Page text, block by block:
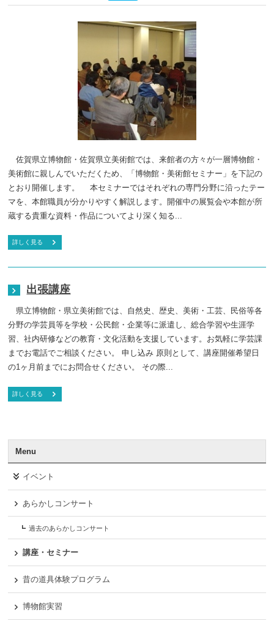
佐賀県立博物館・佐賀県立美術館では、来館者の方々が一層博物館・
美術館に親しんでいただくため、「博物館・美術館セミナー」を下記の
とおり開催します。 本セミナーではそれぞれの専門分野に沿ったテー
マを、本館職員が分かりやすく解説します。開催中の展覧会や本館が所
蔵する貴重な資料・作品についてより深く知る...
詳しく見る
出張講座
県立博物館・県立美術館では、自然史、歴史、美術・工芸、民俗等各
分野の学芸員等を学校・公民館・企業等に派遣し、総合学習や生涯学
習、社内研修などの教育・文化活動を支援しています。お気軽に学芸課
までお電話でご相談ください。 申し込み 原則として、講座開催希望日
の1ヶ月前までにお問合せください。 その際...
詳しく見る
Menu
イベント
あらかしコンサート
過去のあらかしコンサート
講座・セミナー
昔の道具体験プログラム
博物館実習